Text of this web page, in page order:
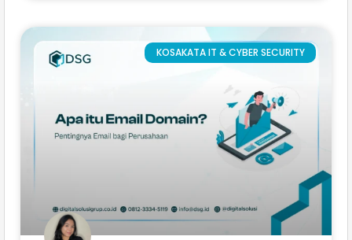
KOSAKATA IT & CYBER SECURITY